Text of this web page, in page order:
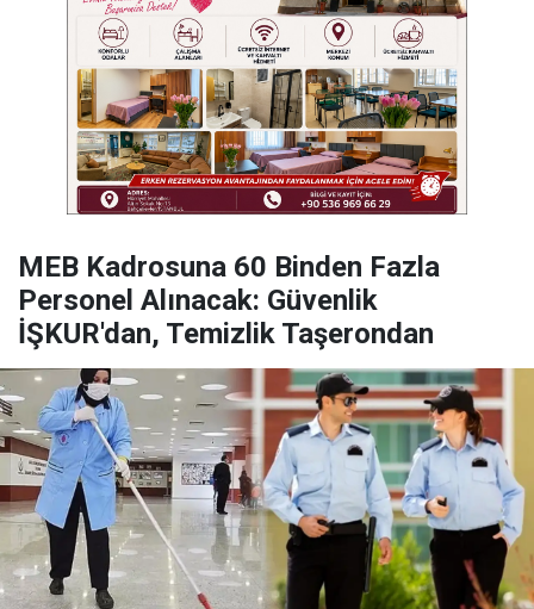
MEB Kadrosuna 60 Binden Fazla
Personel Alınacak: Güvenlik
İŞKUR'dan, Temizlik Taşerondan